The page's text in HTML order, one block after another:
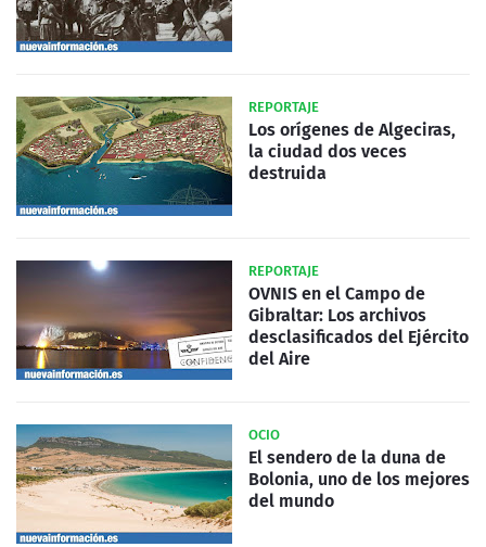
REPORTAJE
Los orígenes de Algeciras,
la ciudad dos veces
destruida
REPORTAJE
OVNIS en el Campo de
Gibraltar: Los archivos
desclasificados del Ejército
del Aire
OCIO
El sendero de la duna de
Bolonia, uno de los mejores
del mundo